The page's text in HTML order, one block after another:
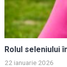
Rolul seleniului
22 ianuarie 2026